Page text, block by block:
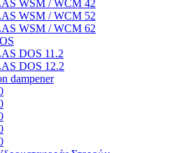
WSM / WCM 42
WSM / WCM 52
WSM / WCM 62
DOS 11.2
DOS 12.2
dampener